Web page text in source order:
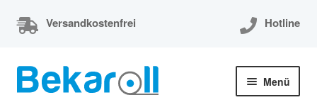
Versandkostenfrei Hotline
Zur
Navigation
Zum
Inhalt
Menü